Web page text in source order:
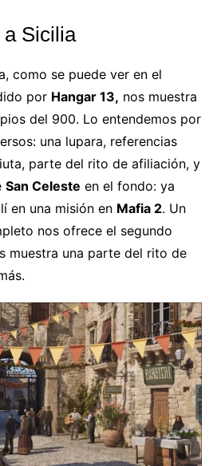
Sicilia
como se puede ver en el
por Hangar 13, nos muestra
del 900. Lo entendemos por
una lupara, referencias
parte del rito de afiliación, y
San Celeste en el fondo: ya
en una misión en Mafia 2. Un
nos ofrece el segundo
muestra una parte del rito de